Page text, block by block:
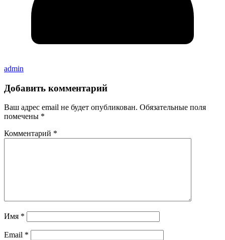
admin
Добавить комментарий
Ваш адрес email не будет опубликован. Обязательные поля
помечены *
Комментарий *
Имя *
Email *